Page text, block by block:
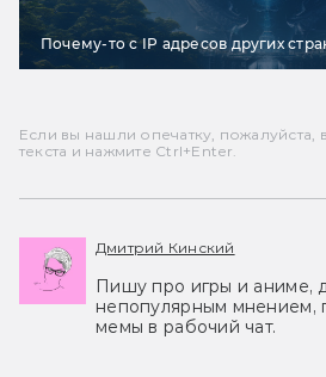
Почему-то с IP адресов других
Если вы нашли опечатку, пожалуйста,
текста и нажмите Ctrl+Enter.
Дмитрий Кинский
Пишу про игры и аниме,
непопулярным мнением,
мемы в рабочий чат.